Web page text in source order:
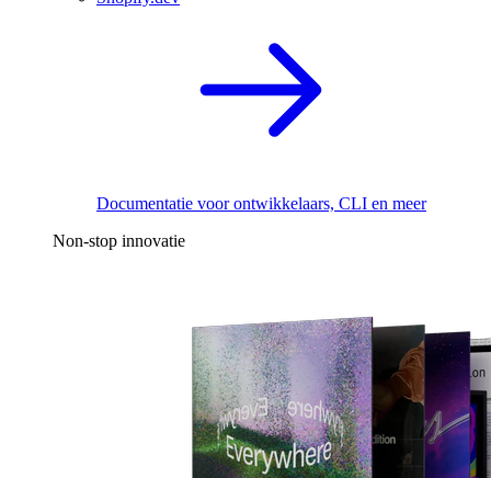
Documentatie voor ontwikkelaars, CLI en meer
Non-stop innovatie